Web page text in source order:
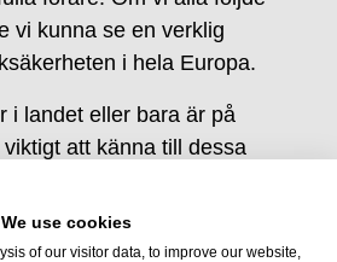
vi kunna se en verklig
i hela Europa.
i landet eller bara är på
att känna till dessa
en del av lösningen för
vägar. När allt kommer
We use cookies
of our visitor data, to improve our website,